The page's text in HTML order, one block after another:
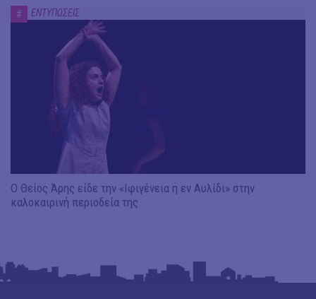
# ΕΝΤΥΠΩΣΕΙΣ
Ο Θείος Άρης είδε την «Ιφιγένεια η εν Αυλίδι» στην
καλοκαιρινή περιοδεία της